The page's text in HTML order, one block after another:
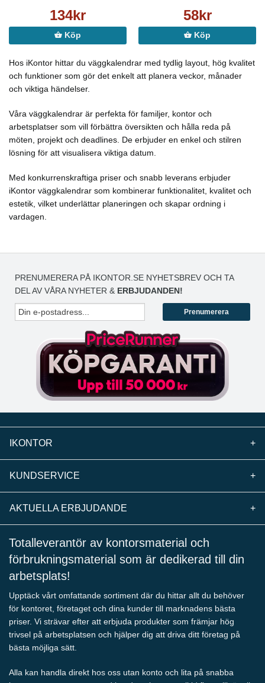
134kr
Köp
58kr
Köp
Hos iKontor hittar du väggkalendrar med tydlig layout, hög kvalitet
och funktioner som gör det enkelt att planera veckor, månader
och viktiga händelser.
Våra väggkalendrar är perfekta för familjer, kontor och
arbetsplatser som vill förbättra översikten och hålla reda på
möten, projekt och deadlines. De erbjuder en enkel och stilren
lösning för att visualisera viktiga datum.
Med konkurrenskraftiga priser och snabb leverans erbjuder
iKontor väggkalendrar som kombinerar funktionalitet, kvalitet och
estetik, vilket underlättar planeringen och skapar ordning i
vardagen.
PRENUMERERA PÅ IKONTOR.SE NYHETSBREV OCH TA
DEL AV VÅRA NYHETER & ERBJUDANDEN!
Prenumerera
IKONTOR +
KUNDSERVICE +
AKTUELLA ERBJUDANDE +
Totalleverantör av kontorsmaterial och
förbrukningsmaterial som är dedikerad till din
arbetsplats!
Upptäck vårt omfattande sortiment där du hittar allt du behöver
för kontoret, företaget och dina kunder till marknadens bästa
priser. Vi strävar efter att erbjuda produkter som främjar hög
trivsel på arbetsplatsen och hjälper dig att driva ditt företag på
bästa möjliga sätt.
Alla kan handla direkt hos oss utan konto och lita på snabba